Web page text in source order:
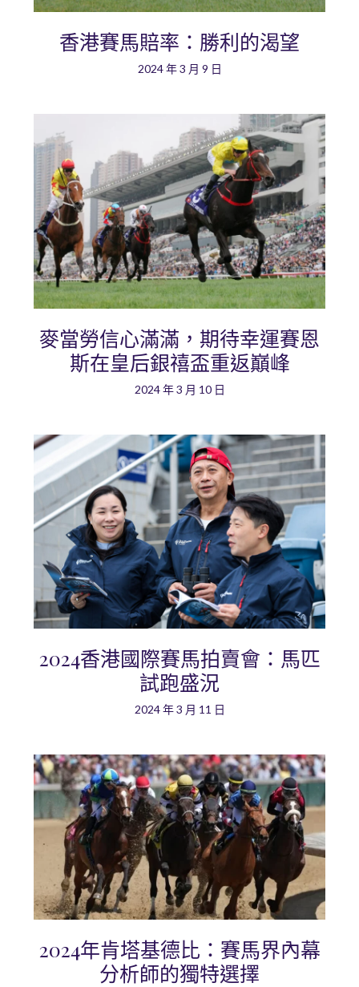
香港賽馬賠率：勝利的渴望
2024 年 3 月 9 日
麥當勞信心滿滿，期待幸運賽恩
斯在皇后銀禧盃重返巔峰
2024 年 3 月 10 日
2024香港國際賽馬拍賣會：馬匹
試跑盛況
2024 年 3 月 11 日
2024年肯塔基德比：賽馬界內幕
分析師的獨特選擇